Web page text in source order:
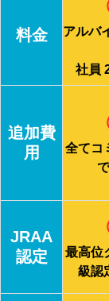
料金
アルバ
社員
追加費
用
全てコ
JRAA
認定
最高位
級認